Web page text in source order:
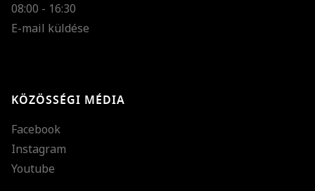
08:00 - 16:30
E-mail küldése
KÖZÖSSÉGI MÉDIA
Facebook
Instagram
Youtube